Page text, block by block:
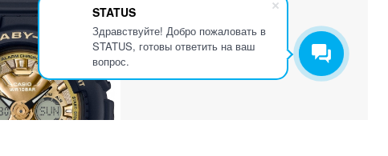
STATUS
Здравствуйте! Добро пожаловать в
STATUS, готовы ответить на ваш
вопрос.